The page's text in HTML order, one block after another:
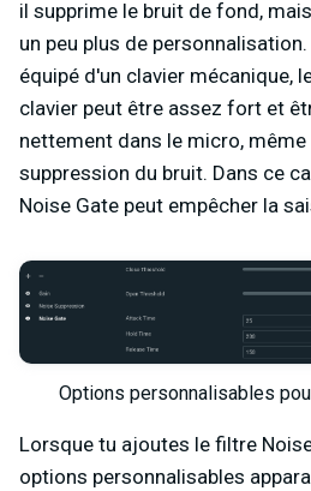
il supprime le bruit de fond,
un peu plus de
équipé d'un clavier mécanique,
clavier peut être assez fort et
nettement dans le micro,
suppression du bruit. Dans ce
Noise Gate peut empêcher la
Options personnalisables
Lorsque tu ajoutes le filtre
options personnalisables